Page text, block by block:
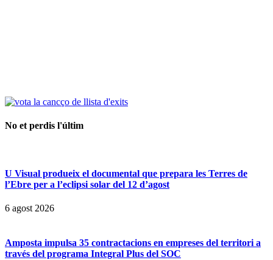
No et perdis l'últim
U Visual produeix el documental que prepara les Terres de
l’Ebre per a l’eclipsi solar del 12 d’agost
6 agost 2026
Amposta impulsa 35 contractacions en empreses del territori a
través del programa Integral Plus del SOC